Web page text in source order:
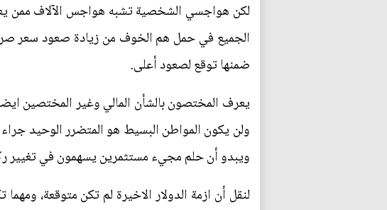
لكن هواجسي الشخصية تشبه هواجس الآلاف ممن
الجميع في حمل هم الخوف من زيادة صعود سعر
ضمنها توقع لصعود أعلى.
يعرف المختصون بالشأن المالي وغير المختصين
ولن يكون المواطن البسيط هو المتضرر الوحيد
ويبدو أن حلم مجيء مستثمرين يسهمون في تغيير
لنقل أن ازمة الدولار الاخيرة لم تكن متوقعة،